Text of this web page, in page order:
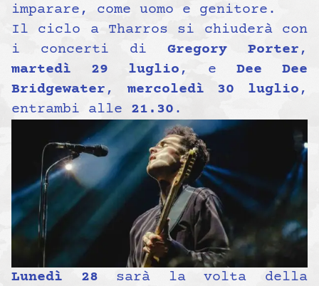
imparare, come uomo e genitore.
Il ciclo a Tharros si chiuderà con
i concerti di Gregory Porter ,
martedì 29 luglio , e Dee Dee
Bridgewater , mercoledì 30 luglio ,
entrambi alle 21.30 .
Lunedì 28 sarà la volta della